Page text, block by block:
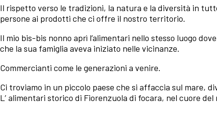
Il rispetto verso le tradizioni, la natura e la diversità in
persone ai prodotti che ci offre il nostro territorio.
Il mio bis-bis nonno aprì l’alimentari nello stesso luogo
che la sua famiglia aveva iniziato nelle vicinanze.
Commercianti come le generazioni a venire.
Ci troviamo in un piccolo paese che si affaccia sul mare,
L’ alimentari storico di Fiorenzuola di focara, nel cuore